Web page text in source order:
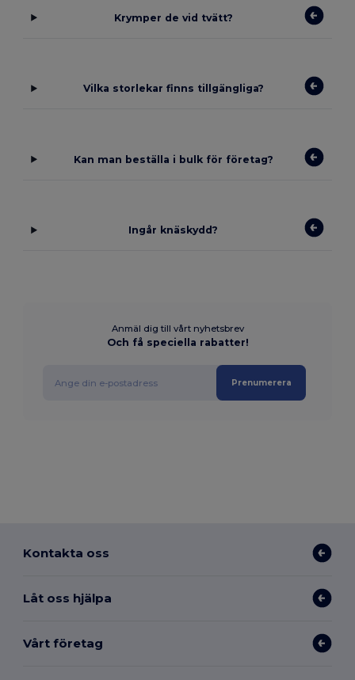
Krymper de vid tvätt?
Vilka storlekar finns tillgängliga?
Kan man beställa i bulk för företag?
Ingår knäskydd?
Anmäl dig till vårt nyhetsbrev
Och få speciella rabatter!
Prenumerera
Kontakta oss
Låt oss hjälpa
Vårt företag